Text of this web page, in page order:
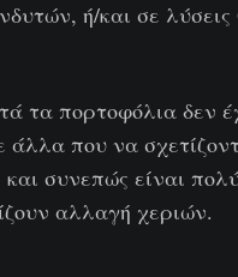
ή/και σε λύσεις
τα πορτοφόλια δεν
άλλα που να
συνεπώς είναι
αλλαγή χεριών.